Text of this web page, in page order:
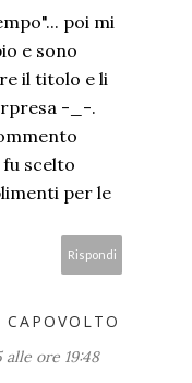
poi mi
e sono
il titolo e li
-_-.
scelto
per le
Rispondi
alle ore 19:48